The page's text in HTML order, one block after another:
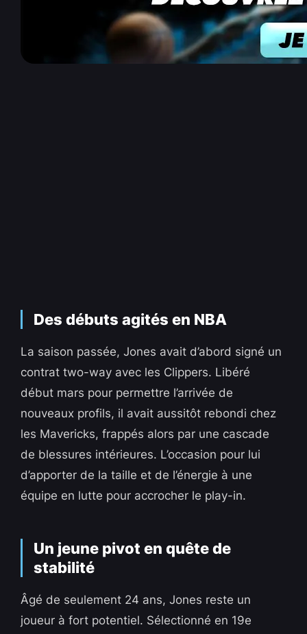
Des débuts agités en NBA
La saison passée, Jones avait d’abord signé un
contrat two-way avec les Clippers. Libéré
début mars pour permettre l’arrivée de
nouveaux profils, il avait aussitôt rebondi chez
les Mavericks, frappés alors par une cascade
de blessures intérieures. L’occasion pour lui
d’apporter de la taille et de l’énergie à une
équipe en lutte pour accrocher le play-in.
Un jeune pivot en quête de
stabilité
Âgé de seulement 24 ans, Jones reste un
joueur à fort potentiel. Sélectionné en 19e